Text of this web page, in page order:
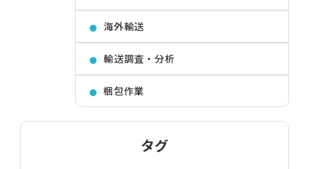
海外輸送
輸送調査・分析
梱包作業
タグ